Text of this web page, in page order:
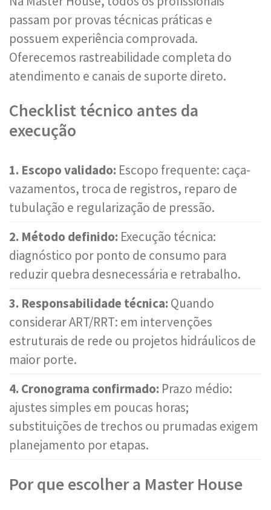
passam por provas técnicas práticas e
possuem experiência comprovada.
Oferecemos rastreabilidade completa do
atendimento e canais de suporte direto.
Checklist técnico antes da
execução
1. Escopo validado: Escopo frequente: caça-
vazamentos, troca de registros, reparo de
tubulação e regularização de pressão.
2. Método definido: Execução técnica:
diagnóstico por ponto de consumo para
reduzir quebra desnecessária e retrabalho.
3. Responsabilidade técnica: Quando
considerar ART/RRT: em intervenções
estruturais de rede ou projetos hidráulicos de
maior porte.
4. Cronograma confirmado: Prazo médio:
ajustes simples em poucas horas;
substituições de trechos ou prumadas exigem
planejamento por etapas.
Por que escolher a Master House